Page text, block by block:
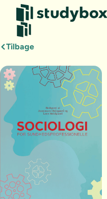
Tilbage